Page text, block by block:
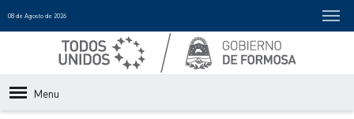
08 de Agosto de 2026
Menu